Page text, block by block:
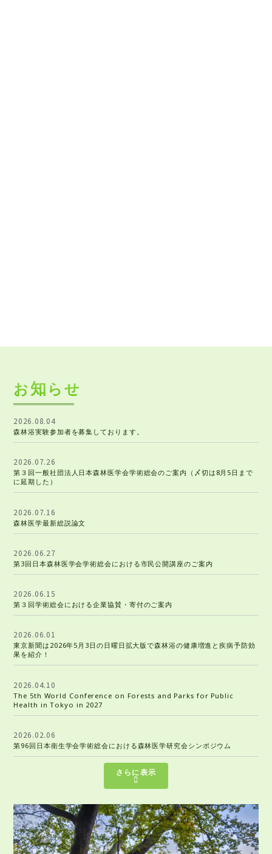
お知 らせ
2026.08.04
森林浴実験参加者を募集しております。
2026.07.26
第３回一般社団法人日本森林医学会学術総会のご案内（〆切は8月5日まで
に延期した）
2026.07.16
森林医学最新総説論文
2026.06.27
第3回日本森林医学会学術総会における市民公開講座のご案内
2026.06.15
第３回学術総会における企業協賛・寄付のご案内
2026.06.01
東京新聞は2026年5月3日の日曜日拡大版で森林浴の健康増進と疾病予防効
果を紹介！
2026.04.10
The 5th World Conference on Forests and Parks for Public
Health in Tokyo in 2027
2026.02.06
第96回日本衛生学会学術総会における森林医学研究会シンポジウム
さらに表示